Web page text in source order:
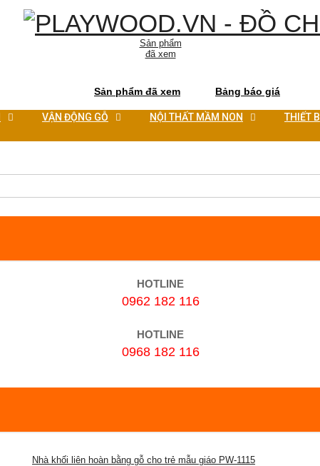
Sản phẩm
đã xem
Sản phẩm đã xem Bảng báo giá
VẬN ĐỘNG GỖ NỘI THẤT MẦM NON THIẾT
HOTLINE
0962 182 116
HOTLINE
0968 182 116
Nhà khối liên hoàn bằng gỗ cho trẻ mẫu giáo PW-1115